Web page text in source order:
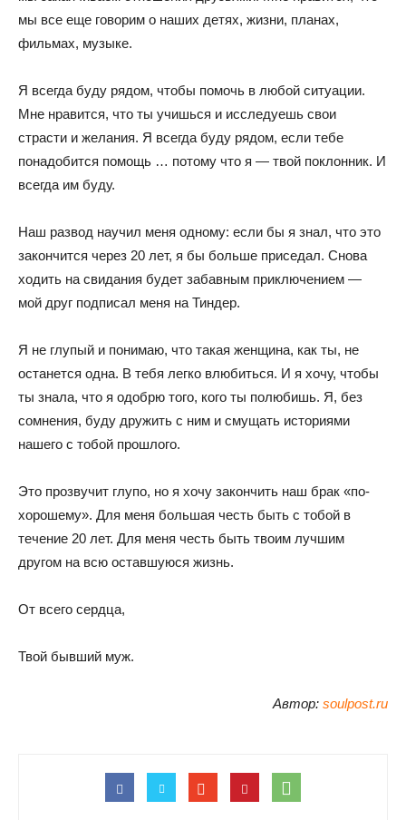
мы все еще говорим о наших детях, жизни, планах,
фильмах, музыке.
Я всегда буду рядом, чтобы помочь в любой ситуации.
Мне нравится, что ты учишься и исследуешь свои
страсти и желания. Я всегда буду рядом, если тебе
понадобится помощь … потому что я — твой поклонник. И
всегда им буду.
Наш развод научил меня одному: если бы я знал, что это
закончится через 20 лет, я бы больше приседал. Снова
ходить на свидания будет забавным приключением —
мой друг подписал меня на Тиндер.
Я не глупый и понимаю, что такая женщина, как ты, не
останется одна. В тебя легко влюбиться. И я хочу, чтобы
ты знала, что я одобрю того, кого ты полюбишь. Я, без
сомнения, буду дружить с ним и смущать историями
нашего с тобой прошлого.
Это прозвучит глупо, но я хочу закончить наш брак «по-
хорошему». Для меня большая честь быть с тобой в
течение 20 лет. Для меня честь быть твоим лучшим
другом на всю оставшуюся жизнь.
От всего сердца,
Твой бывший муж.
Автор: soulpost.ru